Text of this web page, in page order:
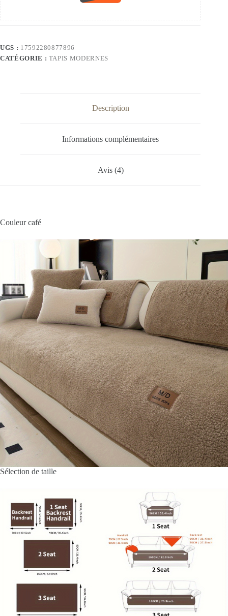
UGS : 17592280877896
CATÉGORIE : TAPIS MODERNES
Description
Informations complémentaires
Avis (4)
Couleur café
Sélection de taille